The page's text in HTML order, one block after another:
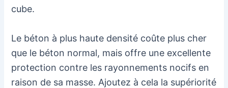
cube.
Le béton à plus haute densité coûte plus cher
que le béton normal, mais offre une excellente
protection contre les rayonnements nocifs en
raison de sa masse. Ajoutez à cela la supériorité